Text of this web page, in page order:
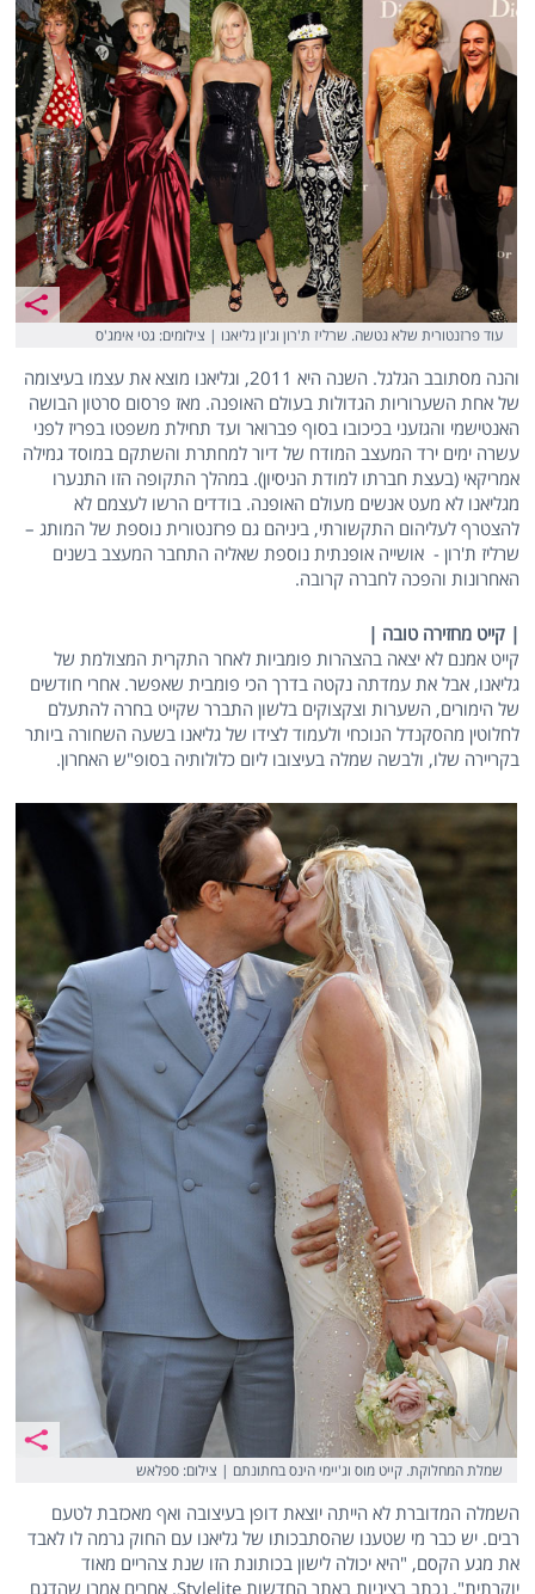
עוד פרזנטורית שלא נטשה. שרליז ת'רון וג'ון גליאנו | צילומים: גטי אימג'ס
והנה מסתובב הגלגל. השנה היא 2011, וגליאנו מוצא את עצמו בעיצומה
של אחת השערוריות הגדולות בעולם האופנה. מאז פרסום סרטון הבושה
האנטישמי והגזעני בכיכובו בסוף פברואר ועד תחילת משפטו בפריז לפני
עשרה ימים ירד המעצב המודח של דיור למחתרת והשתקם במוסד גמילה
אמריקאי (בעצת חברתו למודת הניסיון). במהלך התקופה הזו התנערו
מגליאנו לא מעט אנשים מעולם האופנה. בודדים הרשו לעצמם לא
להצטרף לעליהום התקשורתי, ביניהם גם פרזנטורית נוספת של המותג –
שרליז ת'רון - אושייה אופנתית נוספת שאליה התחבר המעצב בשנים
האחרונות והפכה לחברה קרובה.
| קייט מחזירה טובה |
קייט אמנם לא יצאה בהצהרות פומביות לאחר התקרית המצולמת של
גליאנו, אבל את עמדתה נקטה בדרך הכי פומבית שאפשר. אחרי חודשים
של הימורים, השערות וצקצוקים בלשון התברר שקייט בחרה להתעלם
לחלוטין מהסקנדל הנוכחי ולעמוד לצידו של גליאנו בשעה השחורה ביותר
בקריירה שלו, ולבשה שמלה בעיצובו ליום כלולותיה בסופ"ש האחרון.
שמלת המחלוקת. קייט מוס וג'יימי הינס בחתונתם | צילום: ספלאש
השמלה המדוברת לא הייתה יוצאת דופן בעיצובה ואף מאכזבת לטעם
רבים. יש כבר מי שטענו שהסתבכותו של גליאנו עם החוק גרמה לו לאבד
את מגע הקסם, "היא יכולה לישון בכותונת הזו שנת צהריים מאוד
יוקרתית", נכתב בציניות באתר החדשות Stylelite. אחרים אמרו שהדגם